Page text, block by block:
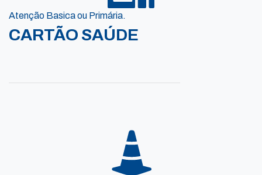
Atenção Basica ou Primária.
CARTÃO SAÚDE